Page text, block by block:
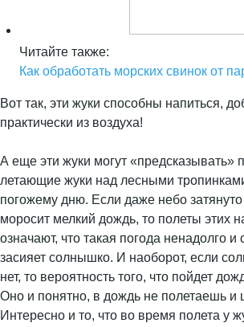
Читайте также:
Как обработать морских свинок от
Вот так, эти жуки способны напиться,
практически из воздуха!
А еще эти жуки могут «предсказывать»
летающие жуки над лесными
погожему дню. Если даже небо
моросит мелкий дождь, то полеты этих
означают, что такая погода ненадолго и
засияет солнышко. И наоборот, если
нет, то вероятность того, что пойдет
Оно и понятно, в дождь не полетаешь и
Интересно и то, что во время полета у